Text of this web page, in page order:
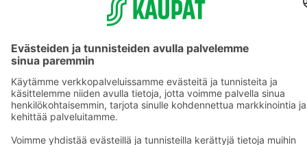
Yhteishyvä Ruoka -sovellus
S-ostoslista -sovellus
Prisma.fi
Sokos.fi
S-Pankki